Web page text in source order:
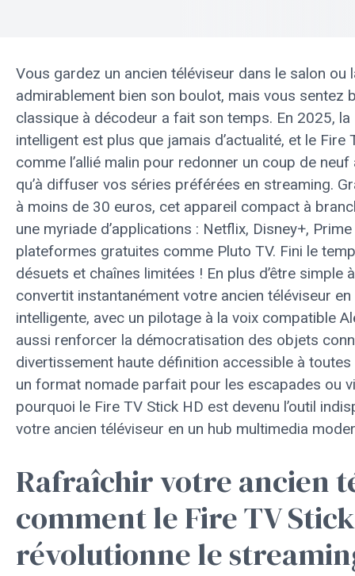
Vous gardez un ancien téléviseur dans le salon ou
admirablement bien son boulot, mais vous sentez
classique à décodeur a fait son temps. En 2025,
intelligent est plus que jamais d’actualité, et le Fire
comme l’allié malin pour redonner un coup de
qu’à diffuser vos séries préférées en streaming.
à moins de 30 euros, cet appareil compact à
une myriade d’applications : Netflix, Disney+,
plateformes gratuites comme Pluto TV. Fini le
désuets et chaînes limitées ! En plus d’être simple
convertit instantanément votre ancien téléviseur
intelligente, avec un pilotage à la voix compatible
aussi renforcer la démocratisation des objets
divertissement haute définition accessible à
un format nomade parfait pour les escapades ou
pourquoi le Fire TV Stick HD est devenu l’outil
votre ancien téléviseur en un hub multimedia
Rafraîchir votre ancien
comment le Fire TV Stick
révolutionne le